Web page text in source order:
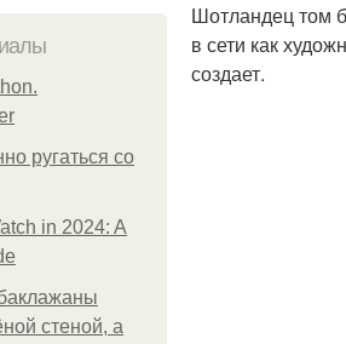
ругаться со
in 2024: A
стеной, а
Шотландец том
в сети как
создает.